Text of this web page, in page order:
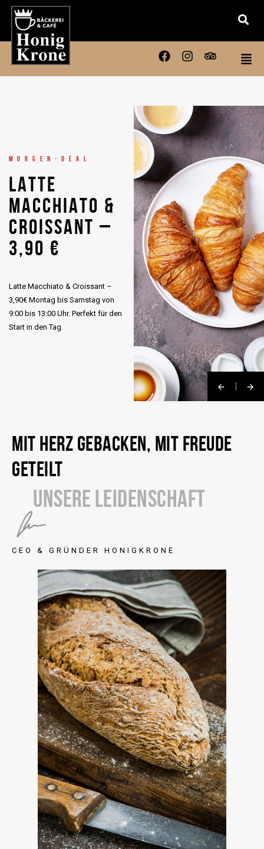
MORGEN-DEAL
LATTE
MACCHIATO &
CROISSANT –
3,90 €
Latte Macchiato & Croissant –
3,90€ Montag bis Samstag von
9:00 bis 13:00 Uhr. Perfekt für den
Start in den Tag.
MIT HERZ GEBACKEN, MIT FREUDE
GETEILT
CEO & GRÜNDER HONIGKRONE
UNSERE LEIDENSCHAFT